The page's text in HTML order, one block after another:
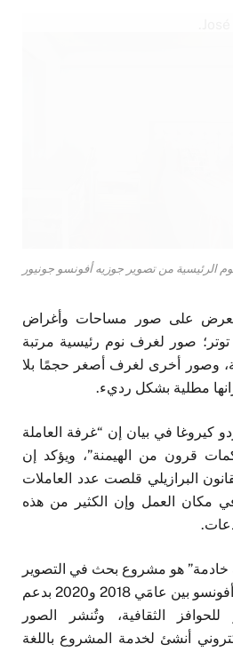
الرئيسية من تصوير جوزيه أفونسو جونيور
على صور مساحات وأغراض
توتر؛ صور لغرف نوم رئيسية مرتبة
وصور أخرى لغرف أصغر حجمًا بلا
مطلية بشكل رديء.
كيروغا في بيان إن “غرفة العاملة
قرون من الهيمنة”، ويؤكد إن
البرازيلي قلصت عدد العاملات
في مكان العمل وإن الكثير من هذه
خادمة” هو مشروع بحث في التصوير
الفوتوغرافي أعده جوزيه أفونسو بين عامَي 2018 و2020 بدعم
الثقافية، وتُنشر الصور
أنشئ لخدمة المشروع باللغة